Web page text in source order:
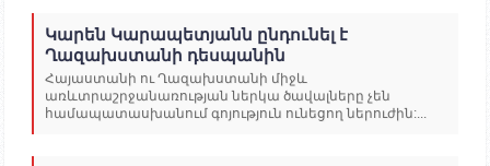
Կարեն Կարապետյանն ընդունել է
Ղազախստանի դեսպանին
Հայաստանի ու Ղազախստանի միջև
առևտրաշրջանառության ներկա ծավալները չեն
համապատասխանում գոյություն ունեցող ներուժին:...